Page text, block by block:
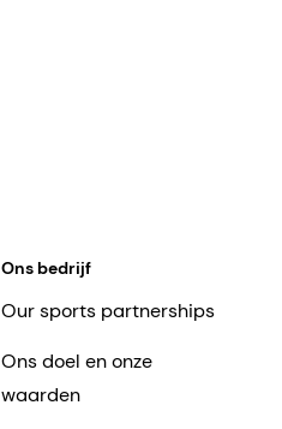
Ons bedrijf
Our sports partnerships
Ons doel en onze
waarden